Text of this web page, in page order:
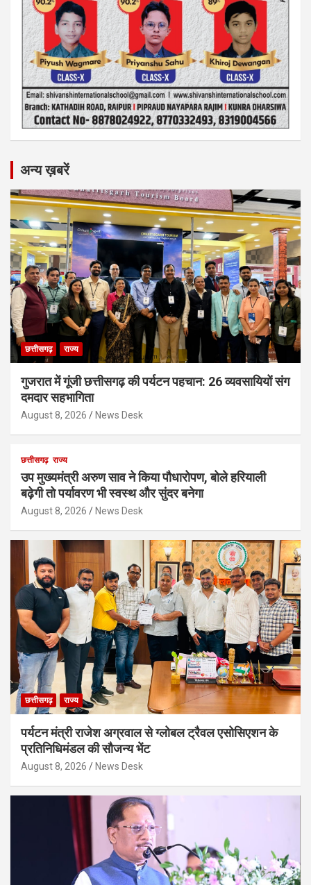
अन्य ख़बरें
छत्तीसगढ़ राज्य
गुजरात में गूंजी छत्तीसगढ़ की पर्यटन पहचान: 26 व्यवसायियों संग
दमदार सहभागिता
August 8, 2026 News Desk
छत्तीसगढ़ राज्य
उप मुख्यमंत्री अरुण साव ने किया पौधारोपण, बोले हरियाली
बढ़ेगी तो पर्यावरण भी स्वस्थ और सुंदर बनेगा
August 8, 2026 News Desk
छत्तीसगढ़ राज्य
पर्यटन मंत्री राजेश अग्रवाल से ग्लोबल ट्रैवल एसोसिएशन के
प्रतिनिधिमंडल की सौजन्य भेंट
August 8, 2026 News Desk